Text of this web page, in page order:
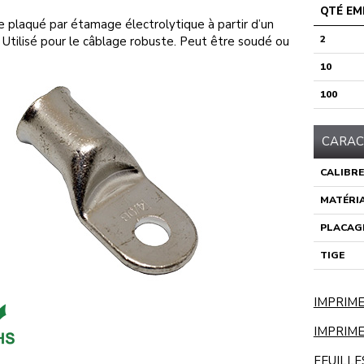
plaqué par étamage électrolytique à partir d’un
pour le câblage robuste. Peut être soudé ou
QTÉ
2
10
100
CALIBRE
TIGE